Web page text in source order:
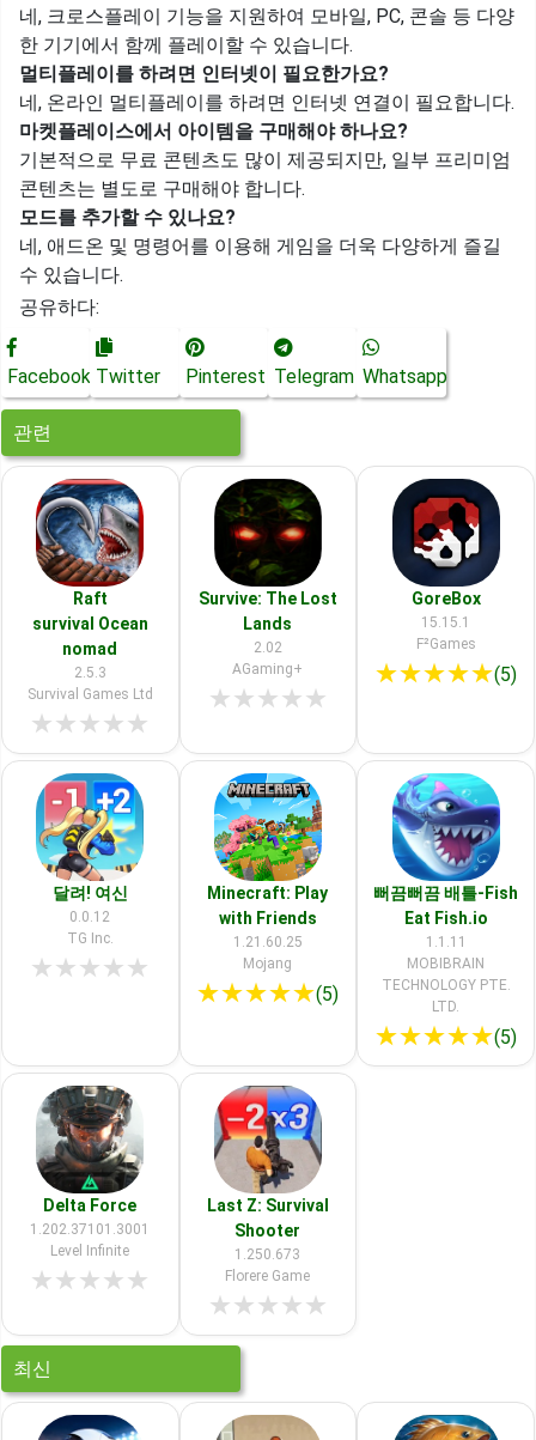
네, 크로스플레이 기능을 지원하여 모바일, PC, 콘솔 등 다양
한 기기에서 함께 플레이할 수 있습니다.
멀티플레이를 하려면 인터넷이 필요한가요?
네, 온라인 멀티플레이를 하려면 인터넷 연결이 필요합니다.
마켓플레이스에서 아이템을 구매해야 하나요?
기본적으로 무료 콘텐츠도 많이 제공되지만, 일부 프리미엄
콘텐츠는 별도로 구매해야 합니다.
모드를 추가할 수 있나요?
네, 애드온 및 명령어를 이용해 게임을 더욱 다양하게 즐길
수 있습니다.
공유하다:
Facebook Twitter Pinterest Telegram Whatsapp
관련
Raft
survival Ocean
nomad
2.5.3
Survival Games Ltd
★★★★★
Survive: The Lost
Lands
2.02
AGaming+
★★★★★
GoreBox
15.15.1
F²Games
★★★★★(5)
달려! 여신
0.0.12
TG Inc.
★★★★★
Minecraft: Play
with Friends
1.21.60.25
Mojang
★★★★★(5)
뻐끔뻐끔 배틀-Fish
Eat Fish.io
1.1.11
MOBIBRAIN
TECHNOLOGY PTE.
LTD.
★★★★★(5)
Delta Force
1.202.37101.3001
Level Infinite
★★★★★
Last Z: Survival
Shooter
1.250.673
Florere Game
★★★★★
최신